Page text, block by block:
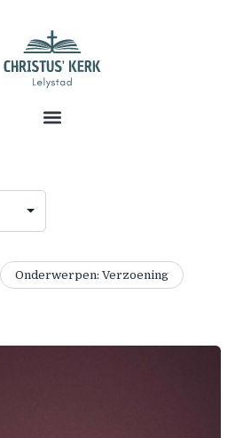
Onderwerpen: Verzoening